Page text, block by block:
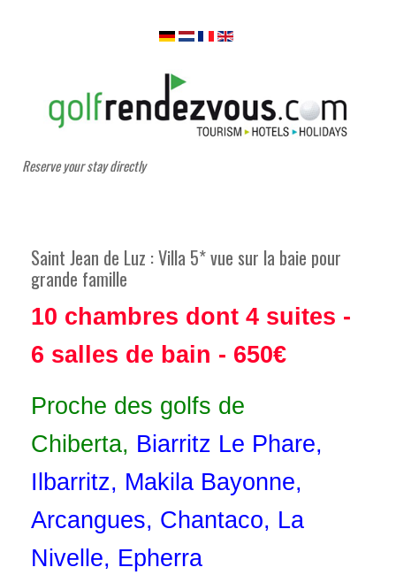
Reserve your stay directly
Saint Jean de Luz : Villa 5* vue sur la baie pour
grande famille
10 chambres dont 4 suites -
6 salles de bain - 650€
Proche des golfs de
Chiberta, Biarritz Le Phare,
Ilbarritz, Makila Bayonne,
Arcangues, Chantaco, La
Nivelle, Epherra